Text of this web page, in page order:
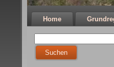
Home